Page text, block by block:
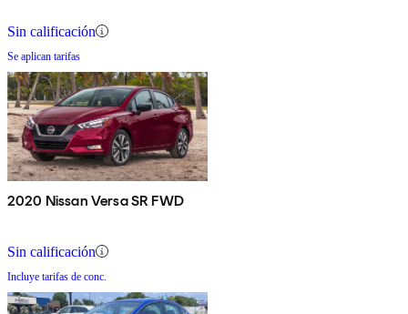
Sin calificación
Se aplican tarifas
2020 Nissan Versa SR FWD
Sin calificación
Incluye tarifas de conc.